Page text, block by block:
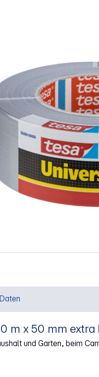
50m x 50mm
m x 50 mm
und Garten, beim